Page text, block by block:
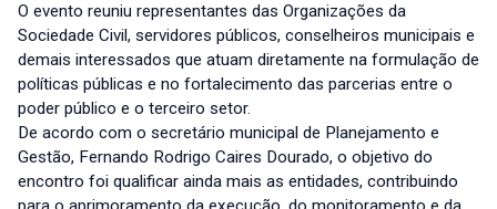
O evento reuniu representantes das Organizações da
Sociedade Civil, servidores públicos, conselheiros municipais e
demais interessados que atuam diretamente na formulação de
políticas públicas e no fortalecimento das parcerias entre o
poder público e o terceiro setor.
De acordo com o secretário municipal de Planejamento e
Gestão, Fernando Rodrigo Caires Dourado, o objetivo do
encontro foi qualificar ainda mais as entidades, contribuindo